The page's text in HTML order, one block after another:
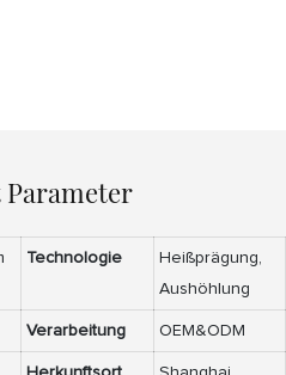
Technologie
Heißprägung,
Aushöhlung
Verarbeitung OEM&ODM